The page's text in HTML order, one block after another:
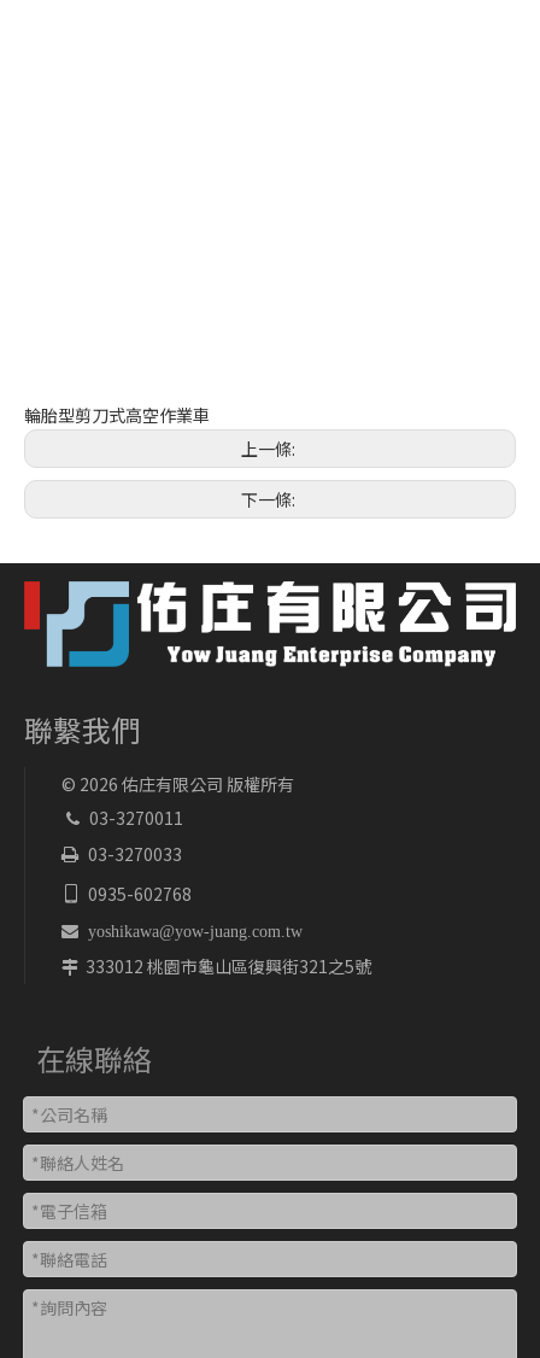
輪胎型剪刀式高空作業車
上一條:
下一條:
聯繫我們
© 2026 佑庄有限公司 版權所有
 03-3270011
 03-3270033
0935-602768
 yoshikawa@yow-juang.com.tw
 333012 桃園市龜山區復興街321之5號
在線聯絡